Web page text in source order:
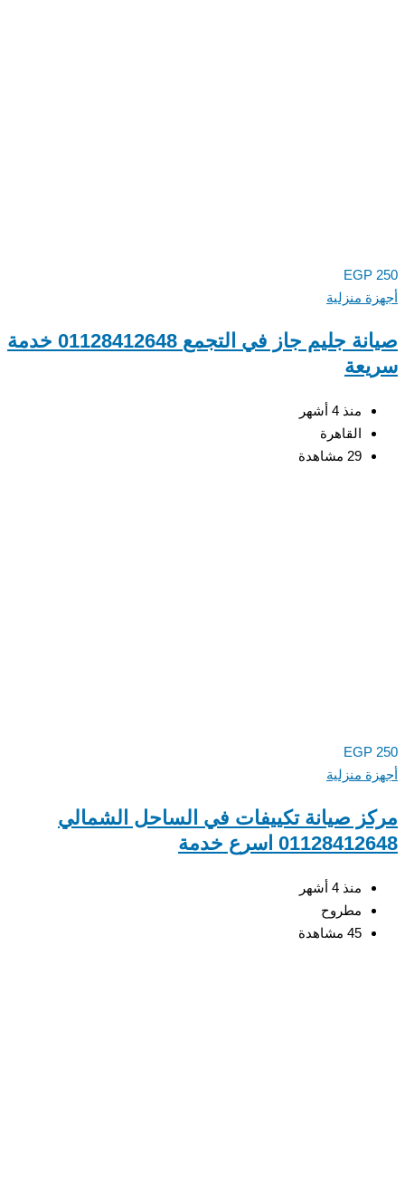
EGP
منزلية
صيانة جليم جاز في التجمع 01128412648 خدمة
منذ 4 أشهر
القاهرة
EGP
منزلية
صيانة تكييفات في الساحل الشمالي
اسرع خدمة
منذ 4 أشهر
مطروح